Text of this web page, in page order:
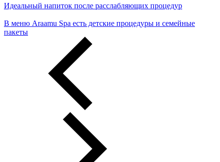
Идеальный напиток после расслабляющих процедур
В меню Araamu Spa есть детские процедуры и семейные
пакеты